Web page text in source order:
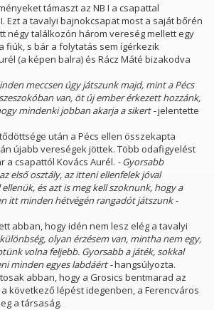
támaszt az NB I a csapattal
Ezt a tavalyi bajnokcsapat most a saját bőrén
négy találkozón három vereség mellett egy
fiúk, s bár a folytatás sem ígérkezik
(a képen balra) és Rácz Máté bizakodva
meccsen úgy játszunk majd, mint a Pécs
van, öt új ember érkezett hozzánk,
mindenki jobban akarja a sikert -jelentette
után a Pécs ellen összekapta
újabb vereségek jöttek. Több odafigyelést
a csapattól Kovács Aurél. - Gyorsabb
első osztály, az itteni ellenfelek jóval
és azt is meg kell szoknunk, hogy a
itt minden hétvégén rangadót játszunk -
abban, hogy idén nem lesz elég a tavalyi
olyan érzésem van, mintha nem egy,
volna feljebb. Gyorsabb a játék, sokkal
minden egyes labdáért -hangsúlyozta.
abban, hogy a Grosics bentmarad az
következő lépést idegenben, a Ferencváros
a társaság.